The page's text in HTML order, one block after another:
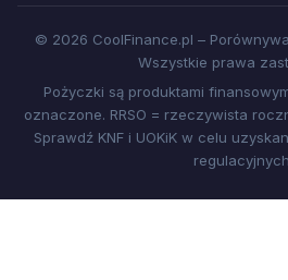
© 2026 CoolFinance.pl –
Wszystkie prawa
Pożyczki są produktami
oznaczone. RRSO = rzeczywista
Sprawdź KNF i UOKiK w celu